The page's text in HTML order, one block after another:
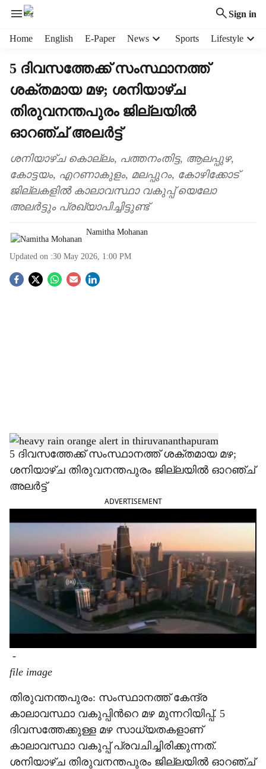
Sign in
Home English E-Paper News Sports Lifestyle
5 ദിവസത്തേക്ക് സംസ്ഥാനത്ത്
ശക്തമായ മഴ; ശനിയാഴ്ച
തിരുവനന്തപുരം ജില്ല‍യിൽ
ഓറഞ്ച് അലർട്ട്
ശനി‍യാഴ്ച കൊല്ലം, പത്തനംതിട്ട, ആലപ്പുഴ,
കോട്ടയം, എറണാകുളം, മലപ്പുറം, കോഴിക്കോട്
ജില്ലകളിൽ കാലാവസ്ഥാ വകുപ്പ് യെലോ
അലർട്ടും പ്രഖ്യാപിച്ചിട്ടുണ്ട്
Namitha Mohanan
Updated on :30 May 2026, 1:00 PM
S
h
a
e
5 ദിവസത്തേക്ക് സംസ്ഥാനത്ത് ശക്തമായ മഴ;
ശനിയാഴ്ച തിരുവനന്തപുരം ജില്ല‍യിൽ ഓറഞ്ച്
അലർട്ട്
ADVERTISEMENT
-
file image
തിരുവനന്തപുരം: സംസ്ഥാനത്ത് കേന്ദ്ര
കാലാവസ്ഥാ വകുപ്പിന്‍റെ മഴ മുന്നറിയിപ്പ്. 5
ദിവസത്തേക്കുള്ള മഴ സാധ്യതകളാണ്
കാലാവസ്ഥാ വകുപ്പ് പ്രവചിച്ചിരിക്കുന്നത്.
ശനിയാഴ്ച തിരുവനന്തപുരം ജില്ലയിൽ ഓറഞ്ച്